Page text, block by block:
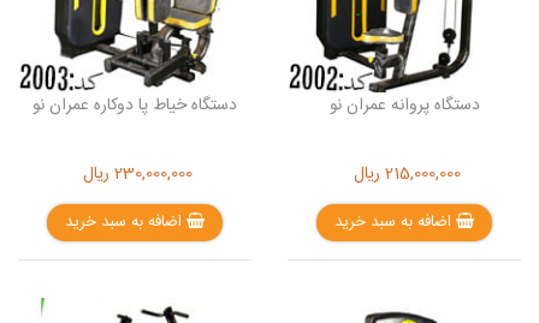
دستگاه پروانه عمران نو
215,000,000 ریال
اضافه به سبد خرید
دستگاه خیاط پا دوکاره عمران نو
230,000,000 ریال
اضافه به سبد خرید